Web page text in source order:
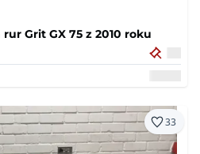
Grit GX 75 z 2010 roku
33